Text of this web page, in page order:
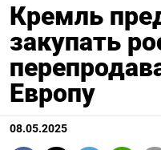
Кремль
закупать
Европу
08.05.2025